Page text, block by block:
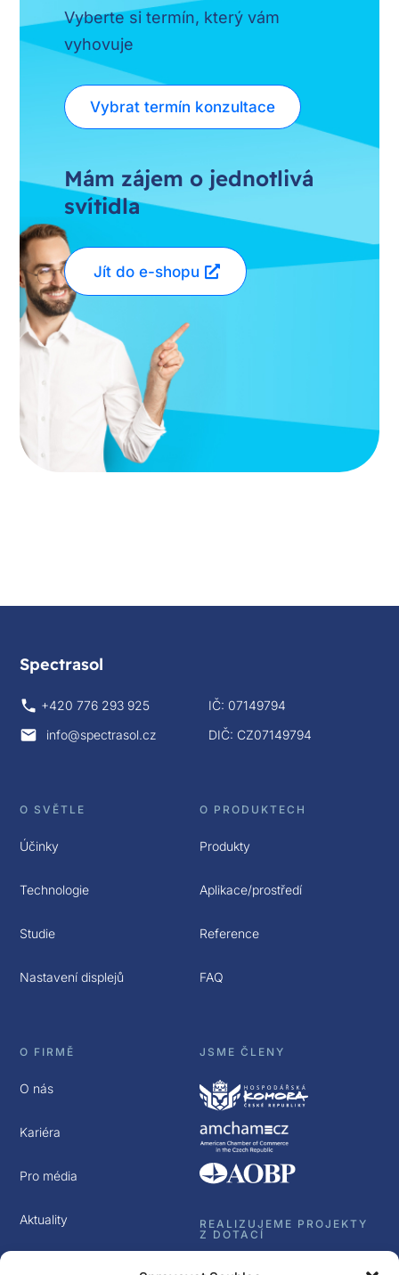
Vyberte si termín, který vám
vyhovuje
Vybrat termín konzultace
Mám zájem o jednotlivá
svítidla
Jít do e-shopu
Spectrasol
+420 776 293 925
info@spectrasol.cz
IČ: 07149794
DIČ: CZ07149794
O SVĚTLE
Účinky
Technologie
Studie
Nastavení displejů
O PRODUKTECH
Produkty
Aplikace/prostředí
Reference
FAQ
O FIRMĚ
O nás
Kariéra
Pro média
Aktuality
JSME ČLENY
REALIZUJEME PROJEKTY
Z DOTACÍ